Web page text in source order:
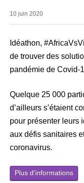
10 juin 2020
Idéathon,
de trouver des
pandémie de Covid-
Quelque 25 000
d’ailleurs s’étaient
pour présenter leurs
aux défis sanitaires
coronavirus.
Plus d’informations